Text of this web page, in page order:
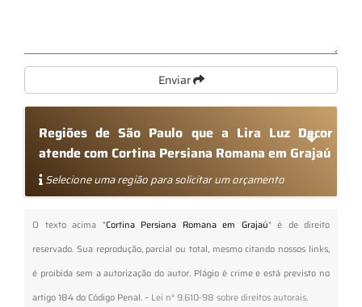
Enviar
Regiões de São Paulo que a Lira Luz Decor
atende com Cortina Persiana Romana em Grajaú
Selecione uma região para solicitar um orçamento
O texto acima "Cortina Persiana Romana em Grajaú" é de direito
reservado. Sua reprodução, parcial ou total, mesmo citando nossos links,
é proibida sem a autorização do autor. Plágio é crime e está previsto no
artigo 184 do Código Penal. – Lei n° 9.610-98 sobre direitos autorais.